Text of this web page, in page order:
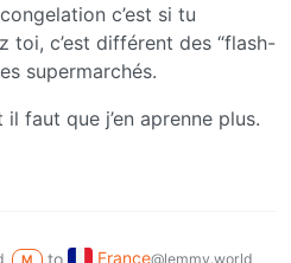
c’est si tu
toi, c’est différent des “flash-
supermarchés.
faut que j’en aprenne plus.
to France@lemmy.world